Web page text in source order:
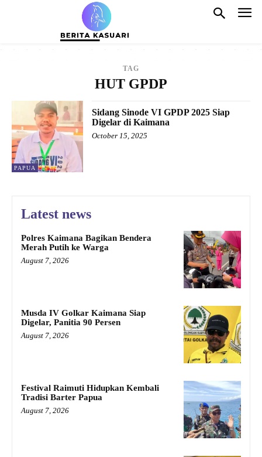
TAG
HUT GPDP
PAPUA
Sidang Sinode VI GPDP 2025 Siap
Digelar di Kaimana
October 15, 2025
Latest news
Polres Kaimana Bagikan Bendera
Merah Putih ke Warga
August 7, 2026
Musda IV Golkar Kaimana Siap
Digelar, Panitia 90 Persen
August 7, 2026
Festival Raimuti Hidupkan Kembali
Tradisi Barter Papua
August 7, 2026